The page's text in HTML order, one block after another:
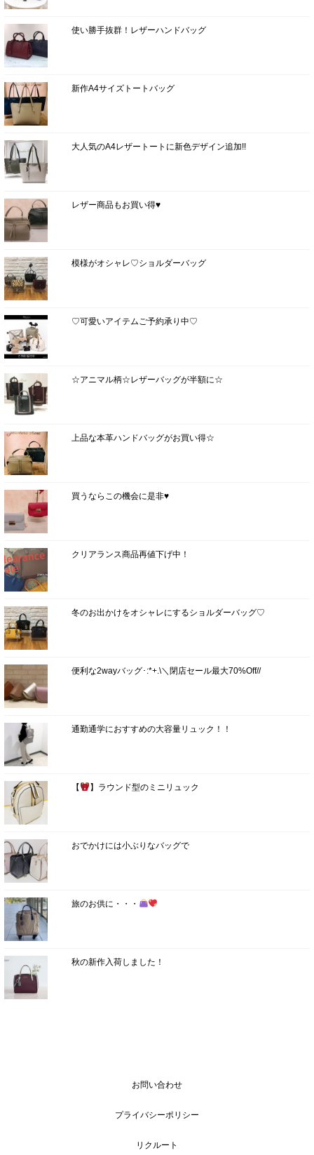
使い勝手抜群！レザーハンドバッグ
新作A4サイズトートバッグ
大人気のA4レザートートに新色デザイン追加!!
レザー商品もお買い得♥
模様がオシャレ♡ショルダーバッグ
♡可愛いアイテムご予約承り中♡
☆アニマル柄☆レザーバッグが半額に☆
上品な本革ハンドバッグがお買い得☆
買うならこの機会に是非♥
クリアランス商品再値下げ中！
冬のお出かけをオシャレにするショルダーバッグ♡
便利な2wayバッグ･:*+.\＼閉店セール最大70%Off//
通勤通学におすすめの大容量リュック！！
【 】ラウンド型のミニリュック
おでかけには小ぶりなバッグで
旅のお供に・・・
秋の新作入荷しました！
お問い合わせ
プライバシーポリシー
リクルート